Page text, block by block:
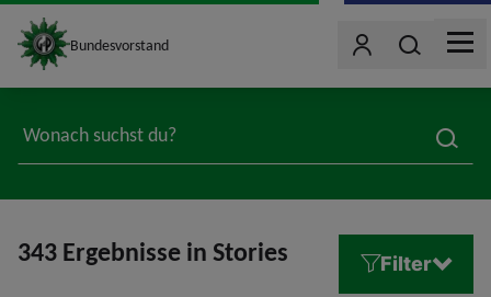
site_logo
Bundesvorstand BenutzerWonach
MENU
343 Ergebnisse in Stories Filter